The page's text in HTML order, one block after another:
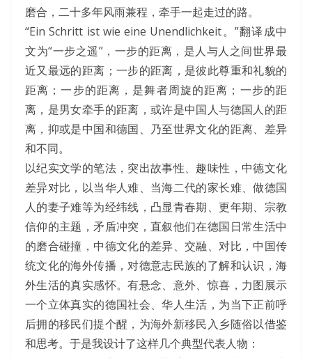
磨合，二十多年风雨兼程，牵手一起走过的路。
“Ein Schritt ist wie eine Unendlichkeit。”翻译成中
文为“一步之遥”，一步的距离，是人与人之间世界最
近又最远的距离；一步的距离，是彼此尊重和礼貌的
距离；一步的距离，是舞者周旋的距离；一步的距
离，是男女牵手的距离，或许是中国人与德国人的距
离，抑或是中国和德国、乃至世界文化的距离、差异
和不同。
以纪实文学的笔法，突出故事性、趣味性，中德文化
差异对比，以当华人难、当海二代的家长难、做德国
人的妻子难等为经纬线，凸显青春期、更年期、宗教
信仰的主题，矛盾冲突，直叙他们在德国日常生活中
的磨合碰撞，中德文化的差异、交融、对比，中国传
统文化的海外传播，对德意志民族的了解和认识，海
外生活的真实感怀。有悬念、意外、惊喜，力图展示
一个立体真实的德国社会、华人生活，为当下正前呼
后拥的移民们提个醒，为海外新移民入乡随俗以借鉴
和思考。于是我设计了这样几个典型代表人物：